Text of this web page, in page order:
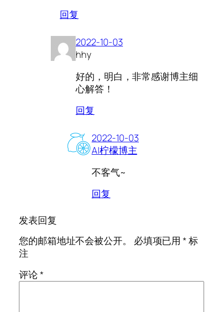
回复
2022-10-03
hhy
好的，明白，非常感谢博主细
心解答！
回复
2022-10-03
AI柠檬博主
不客气~
回复
发表回复
您的邮箱地址不会被公开。
必填项已用*标
注
评论*